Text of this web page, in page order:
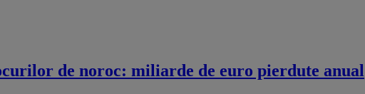
de noroc: miliarde de euro pierdute anual